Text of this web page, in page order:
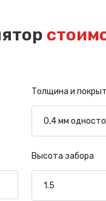
Толщина и
Высота забора